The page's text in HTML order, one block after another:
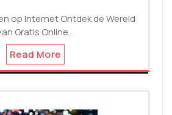
op Internet Ontdek de Wereld
Gratis Online…
Read More